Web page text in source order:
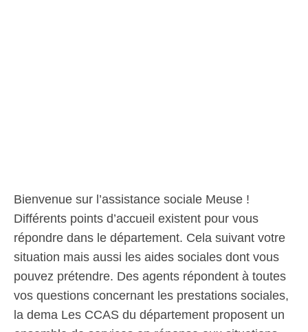
Bienvenue sur l’assistance sociale Meuse !
Différents points d’accueil existent pour vous
répondre dans le département. Cela suivant votre
situation mais aussi les aides sociales dont vous
pouvez prétendre. Des agents répondent à toutes
vos questions concernant les prestations sociales,
la dema Les CCAS du département proposent un